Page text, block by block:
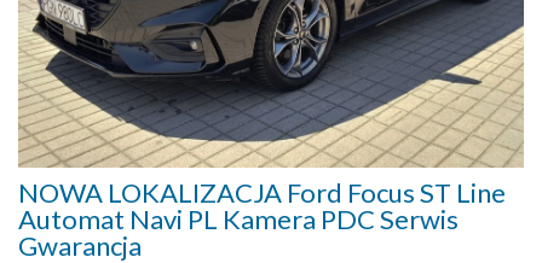
NOWA LOKALIZACJA Ford Focus ST Line
Automat Navi PL Kamera PDC Serwis
Gwarancja